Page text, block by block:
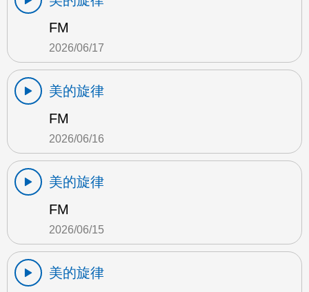
FM
2026/06/17
美的旋律
FM
2026/06/16
美的旋律
FM
2026/06/15
美的旋律